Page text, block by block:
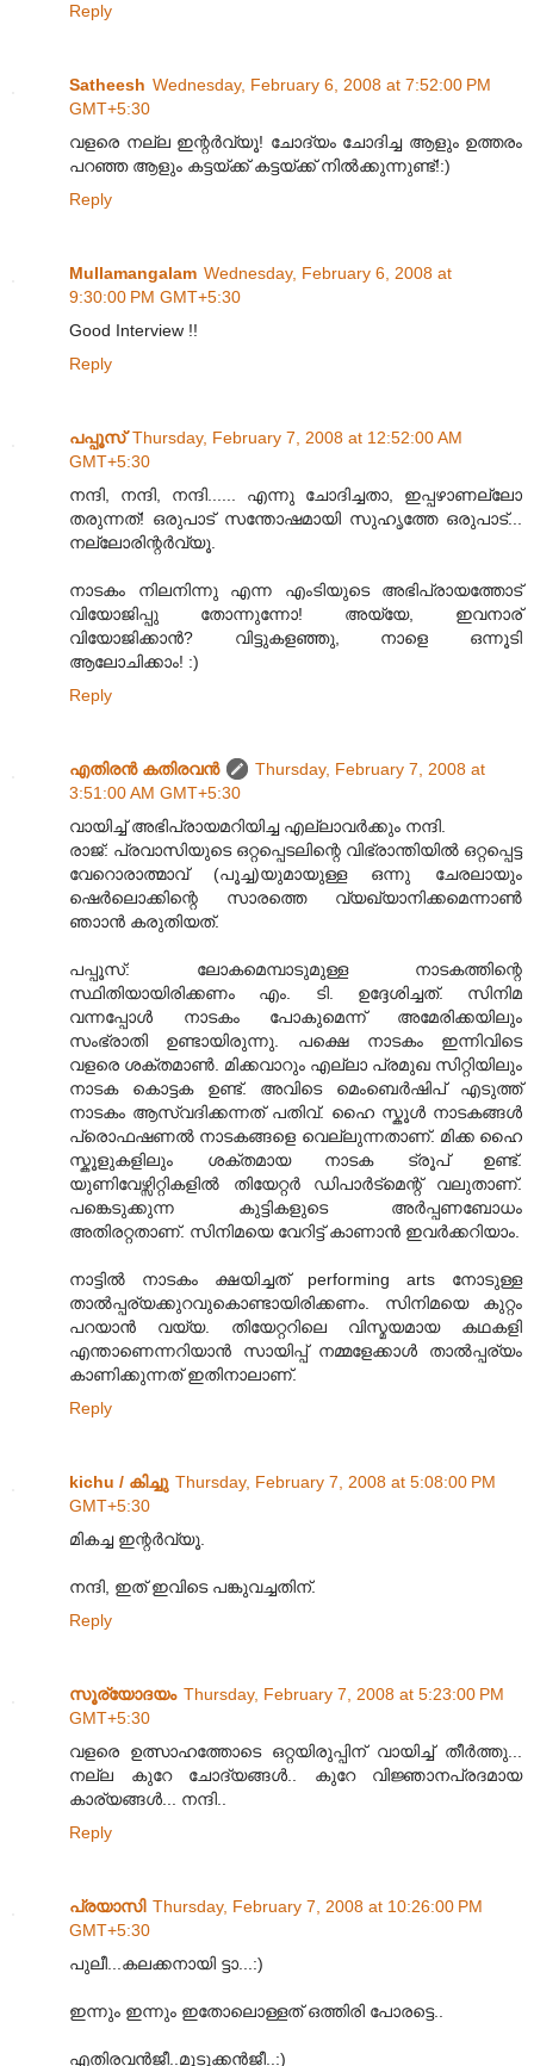
Reply
Satheesh Wednesday, February 6, 2008 at 7:52:00 PM
GMT+5:30
വളരെ നല്ല ഇന്റര്‍വ്യൂ! ചോദ്യം ചോദിച്ച ആളും ഉത്തരം
പറഞ്ഞ ആളും കട്ടയ്ക്ക് കട്ടയ്ക്ക് നില്‍ക്കുന്നുണ്ട്!:)
Reply
Mullamangalam Wednesday, February 6, 2008 at
9:30:00 PM GMT+5:30
Good Interview !!
Reply
പപ്പൂസ് Thursday, February 7, 2008 at 12:52:00 AM
GMT+5:30
നന്ദി, നന്ദി, നന്ദി...... എന്നു ചോദിച്ചതാ, ഇപ്പഴാണല്ലോ
തരുന്നത്! ഒരുപാട് സന്തോഷമായി സുഹൃത്തേ ഒരുപാട്...
നല്ലോരിന്റര്‍വ്യൂ.
നാടകം നിലനിന്നു എന്ന എംടിയുടെ അഭിപ്രായത്തോട്
വിയോജിപ്പു തോന്നുന്നോ! അയ്യേ, ഇവനാര്
വിയോജിക്കാന്‍? വിട്ടുകളഞ്ഞു, നാളെ ഒന്നൂടി
ആലോചിക്കാം! :)
Reply
എതിരന്‍ കതിരവന്‍
Thursday, February 7, 2008 at
3:51:00 AM GMT+5:30
വായിച്ച് അഭിപ്രായമറിയിച്ച എല്ലാവര്‍ക്കും നന്ദി.
രാജ്: പ്രവാസിയുടെ ഒറ്റപ്പെടലിന്റെ വിഭ്രാന്തിയില്‍ ഒറ്റപ്പെട്ട
വേറൊരാത്മാവ് (പൂച്ച)യുമായുള്ള ഒന്നു ചേരലായും
ഷെര്‍ലൊക്കിന്റെ സാരത്തെ വ്യഖ്യാനിക്കമെന്നാണ്‍
ഞാ‍ാന്‍ കരുതിയത്.
പപ്പൂസ്: ലോകമെമ്പാടുമുള്ള നാടകത്തിന്റെ
സ്ഥിതിയായിരിക്കണം എം. ടി. ഉദ്ദേശിച്ചത്. സിനിമ
വന്നപ്പോള്‍ നാടകം പോകുമെന്ന് അമേരിക്കയിലും
സംഭ്രാതി ഉണ്ടായിരുന്നു. പക്ഷെ നാടകം ഇന്നിവിടെ
വളരെ ശക്തമാണ്‍. മിക്കവാറും എല്ലാ പ്രമുഖ സിറ്റിയിലും
നാടക കൊട്ടക ഉണ്ട്. അവിടെ മെംബെര്‍ഷിപ് എടുത്ത്
നാടകം ആസ്വദിക്കന്നത് പതിവ്. ഹൈ സ്കൂള്‍ നാടകങ്ങള്‍
പ്രൊഫഷണല്‍ നാടകങ്ങളെ വെല്ലുന്നതാണ്. മിക്ക ഹൈ
സ്കൂളുകളിലും ശക്തമായ നാടക ട്രൂപ് ഉണ്ട്.
യുണിവേഴ്സിറ്റികളില്‍ തിയേറ്റര്‍ ഡിപാര്‍ട്മെന്റ് വലുതാണ്.
പങ്കെടുക്കുന്ന കുട്ടികളുടെ അര്‍പ്പണബോധം
അതിരറ്റതാണ്. സിനിമയെ വേറിട്ട് കാണാന്‍ ഇവര്‍ക്കറിയാം.
നാട്ടില്‍ നാടകം ക്ഷയിച്ചത് performing arts നോടുള്ള
താല്‍പ്പര്യക്കുറവുകൊണ്ടായിരിക്കണം. സിനിമയെ കുറ്റം
പറയാന്‍ വയ്യ. തിയേറ്ററിലെ വിസ്മയമായ കഥകളി
എന്താണെന്നറിയാന്‍ സായിപ്പ് നമ്മളേക്കാള്‍ താല്‍പ്പര്യം
കാണിക്കുന്നത് ഇതിനാലാണ്.
Reply
kichu / കിച്ചു Thursday, February 7, 2008 at 5:08:00 PM
GMT+5:30
മികച്ച ഇന്റര്‍വ്യൂ.
നന്ദി, ഇത് ഇവിടെ പങ്കുവച്ചതിന്.
Reply
സൂര്യോദയം Thursday, February 7, 2008 at 5:23:00 PM
GMT+5:30
വളരെ ഉത്സാഹത്തോടെ ഒറ്റയിരുപ്പിന്‌ വായിച്ച്‌ തീര്‍ത്തു...
നല്ല കുറേ ചോദ്യങ്ങള്‍.. കുറേ വിജ്ഞാനപ്രദമായ
കാര്യങ്ങള്‍... നന്ദി..
Reply
പ്രയാസി Thursday, February 7, 2008 at 10:26:00 PM
GMT+5:30
പുലീ...കലക്കനായി ട്ടാ...:)
ഇന്നും ഇന്നും ഇതോലൊള്ളത് ഒത്തിരി പോരട്ടെ..
എതിരവന്‍‌ജീ..മുടുക്കന്‍‌ജീ..:)